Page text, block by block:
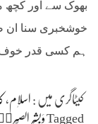
بھوک سے اور کچھ
ہم کسی قدر خوف
کیٹاگری میں : اسلام ،
Taggedوَبَشِّرِ